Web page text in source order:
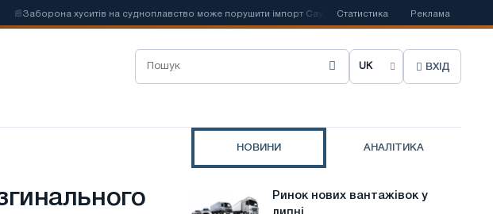
хуситів на судноплавство може порушити імпорт Саудівської сталі Іспанська
Статистика Реклама
О
р
ВХІД
НОВИНИ АНАЛІТИКА
Ринок
Ринок нових вантажівок у